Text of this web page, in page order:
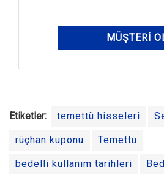
MÜŞTERI
Etiketler: temettü hisseleri
rüçhan kuponu Temettü
bedelli kullanım tarihleri